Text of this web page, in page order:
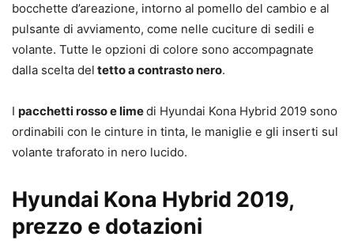
bocchette d’areazione, intorno al pomello del cambio e al
pulsante di avviamento, come nelle cuciture di sedili e
volante. Tutte le opzioni di colore sono accompagnate
dalla scelta del tetto a contrasto nero.
I pacchetti rosso e limedi Hyundai Kona Hybrid 2019 sono
ordinabili con le cinture in tinta, le maniglie e gli inserti sul
volante traforato in nero lucido.
Hyundai Kona Hybrid 2019,
prezzo e dotazioni